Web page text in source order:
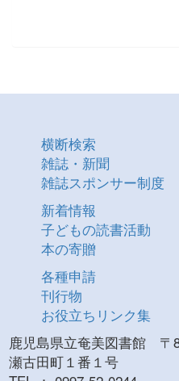
横断検索
雑誌・新聞
雑誌スポンサー制度
新着情報
子どもの読書活動
本の寄贈
各種申請
刊行物
お役立ちリンク集
鹿児島県立奄美図書館 〒
瀬古田町１番１号